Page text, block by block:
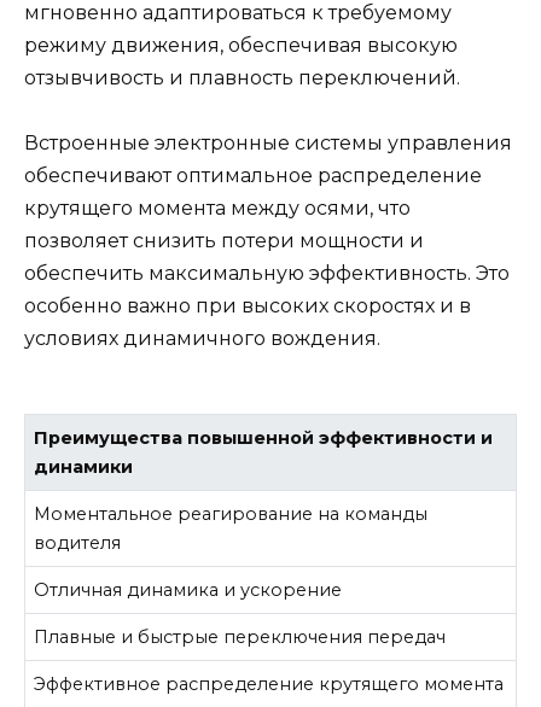
мгновенно адаптироваться к требуемому
режиму движения, обеспечивая высокую
отзывчивость и плавность переключений.
Встроенные электронные системы управления
обеспечивают оптимальное распределение
крутящего момента между осями, что
позволяет снизить потери мощности и
обеспечить максимальную эффективность. Это
особенно важно при высоких скоростях и в
условиях динамичного вождения.
Преимущества повышенной эффективности и
динамики
Моментальное реагирование на команды
водителя
Отличная динамика и ускорение
Плавные и быстрые переключения передач
Эффективное распределение крутящего момента